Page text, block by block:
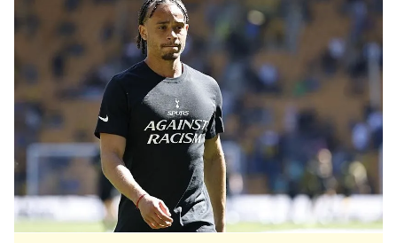
kullanılmaktadır. Diğer çerezler, sitemizin daha işlevsel
kılınması ve kişiselleştirilmesi ve sizlere yönelik
reklam/pazarlama faaliyetlerinin yapılması, amaçlarıyla
sınırlı olarak açık rızanız dahilinde kullanılacaktır.
Çerezlere ilişkin tercihlerinizi aşağıda yer alan panel
vasıtasıyla belirleyebilirsiniz. Çerezlere ilişkin detaylı bilgi
için Ayarlar butonuna tıklayabilir,Çerez Bilgilendirme
Metnimizi
ziyaret edebilirsiniz.
6698 sayılı Kişisel Verilerin Korunması Kanunu uyarınca